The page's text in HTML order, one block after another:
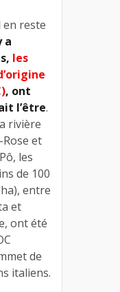
en reste
a
les
, ont
l’être.
rivière
et
les
de 100
entre
et
ont été
de
italiens.